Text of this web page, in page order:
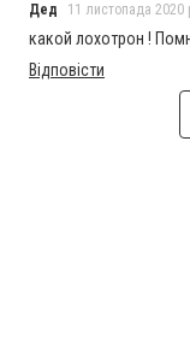
Дед 11 листопада 2020
какой лохотрон !
Відповісти